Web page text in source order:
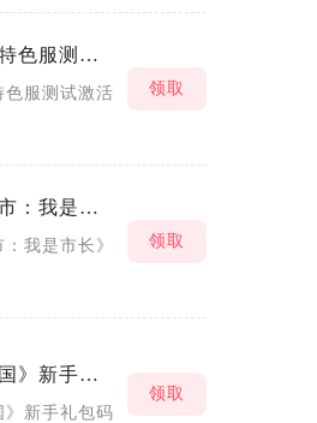
《问道》特色服测试激活码
色服测试激活
领取
《模拟城市：我是市长》元旦礼包
：我是市长》
领取
《重返帝国》新手礼包码
》新手礼包码
领取